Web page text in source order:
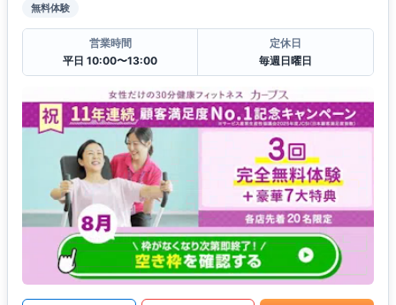
無料体験
営業時間
平日 10:00〜13:00
定休日
毎週日曜日